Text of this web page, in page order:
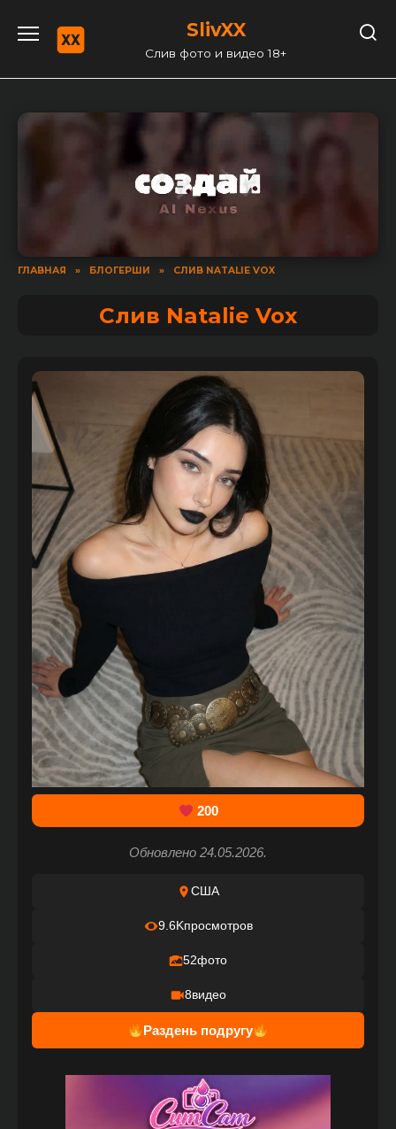
содержанию
SlivXX
Слив фото и видео 18+
ГЛАВНАЯ » БЛОГЕРШИ » СЛИВ NATALIE VOX
Слив Natalie Vox
200
Обновлено 24.05.2026.
США
9.6Kпросмотров
52фото
8видео
Раздень подругу